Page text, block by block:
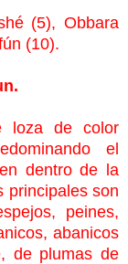
(5), Obbara
(10).
loza de color
el
dentro de la
principales son
peines,
abanicos
de plumas de